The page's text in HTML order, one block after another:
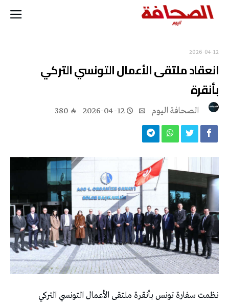
2026-04-12
انعقاد ملتقى الأعمال التونسي التركي
بأنقرة
2026-04-12
380
نظمت سفارة تونس بأنقرة ملتقى الأعمال التونسي التركي